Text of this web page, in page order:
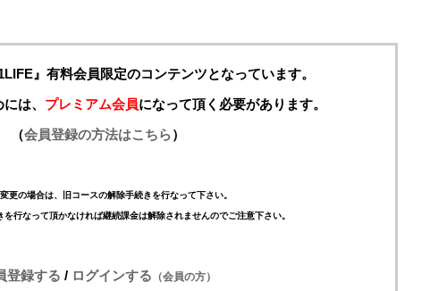
』有料会員限定のコンテンツとなっています。
は、 プレミアム会員になって頂く必要があります。
（会員登録の方法はこちら）
更の場合は、旧コースの解除手続きを行なって下さい。
を行なって頂かなければ継続課金は解除されませんのでご注意下さい。
登録する / ログインする （会員の方）
の現在地
の交渉4...
【特別記事】レーシングブルズ、